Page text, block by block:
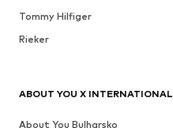
Tommy Hilfiger
Rieker
ABOUT YOU X INTERNATIONAL
About You Bulharsko